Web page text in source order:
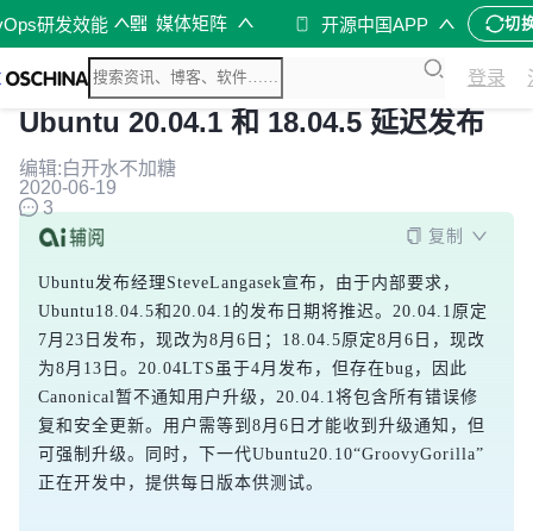
研发效能 媒体矩阵 开源中国APP 切
登录
Ubuntu 20.04.1 和 18.04.5 延迟发布
编辑:白开水不加糖
2020-06-19
3
复制
Ubuntu发布经理SteveLangasek宣布，由于内部要求，
Ubuntu18.04.5和20.04.1的发布日期将推迟。20.04.1原定
7月23日发布，现改为8月6日；18.04.5原定8月6日，现改
为8月13日。20.04LTS虽于4月发布，但存在bug，因此
Canonical暂不通知用户升级，20.04.1将包含所有错误修
复和安全更新。用户需等到8月6日才能收到升级通知，但
可强制升级。同时，下一代Ubuntu20.10“GroovyGorilla”
正在开发中，提供每日版本供测试。